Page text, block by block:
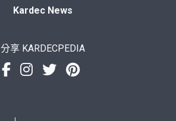
Kardec News
分享 KARDECPEDIA